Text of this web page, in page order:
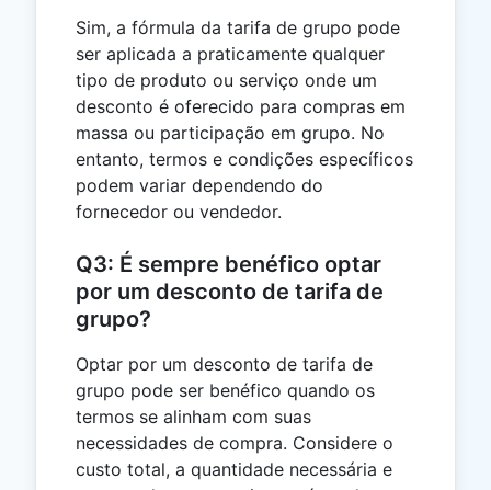
Sim, a fórmula da tarifa de grupo pode
ser aplicada a praticamente qualquer
tipo de produto ou serviço onde um
desconto é oferecido para compras em
massa ou participação em grupo. No
entanto, termos e condições específicos
podem variar dependendo do
fornecedor ou vendedor.
Q3: É sempre benéfico optar
por um desconto de tarifa de
grupo?
Optar por um desconto de tarifa de
grupo pode ser benéfico quando os
termos se alinham com suas
necessidades de compra. Considere o
custo total, a quantidade necessária e